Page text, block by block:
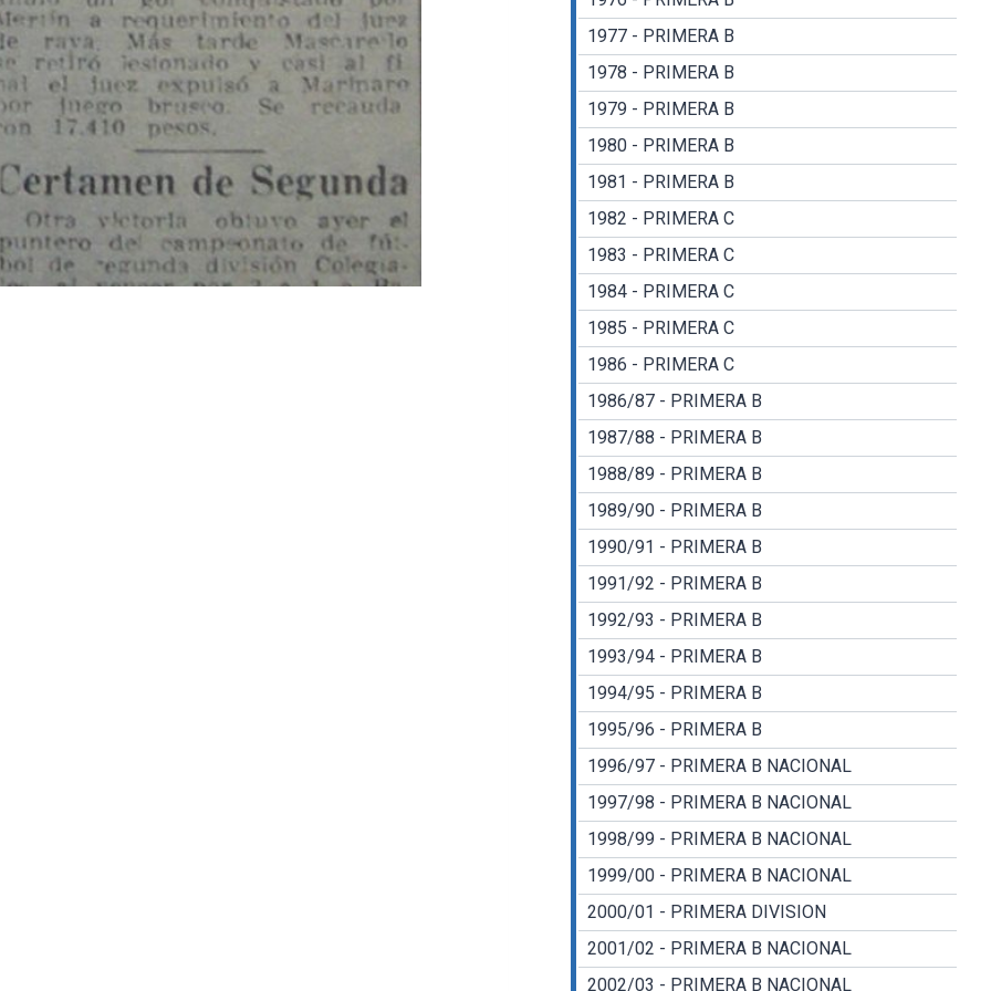
1977 - PRIMERA B
1978 - PRIMERA B
1979 - PRIMERA B
1980 - PRIMERA B
1981 - PRIMERA B
1982 - PRIMERA C
1983 - PRIMERA C
1984 - PRIMERA C
1985 - PRIMERA C
1986 - PRIMERA C
1986/87 - PRIMERA B
1987/88 - PRIMERA B
1988/89 - PRIMERA B
1989/90 - PRIMERA B
1990/91 - PRIMERA B
1991/92 - PRIMERA B
1992/93 - PRIMERA B
1993/94 - PRIMERA B
1994/95 - PRIMERA B
1995/96 - PRIMERA B
1996/97 - PRIMERA B NACIONAL
1997/98 - PRIMERA B NACIONAL
1998/99 - PRIMERA B NACIONAL
1999/00 - PRIMERA B NACIONAL
2000/01 - PRIMERA DIVISION
2001/02 - PRIMERA B NACIONAL
2002/03 - PRIMERA B NACIONAL